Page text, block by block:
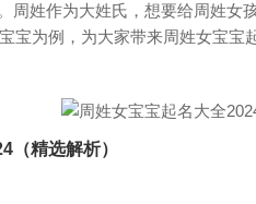
周姓作为大姓氏，想要给周姓女
宝为例，为大家带来周姓女宝
（精选解析）